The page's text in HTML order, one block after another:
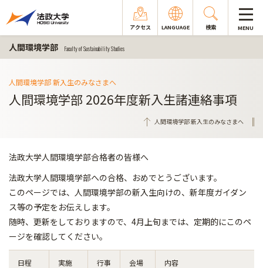
アクセス LANGUAGE 検索 MENU
人間環境学部 Faculty of Sustainability Studies
人間環境学部 新入生のみなさまへ
人間環境学部 2026年度新入生諸連絡事項
人間環境学部 新入生のみなさまへ
法政大学人間環境学部合格者の皆様へ
法政大学人間環境学部への合格、おめでとうございます。
このページでは、人間環境学部の新入生向けの、新年度ガイダン
ス等の予定をお伝えします。
随時、更新をしておりますので、4月上旬までは、定期的にこのペ
ージを確認してください。
日程
実施
行事
会場 内容